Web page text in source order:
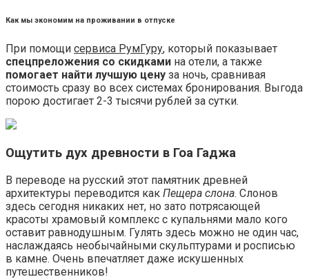
Как мы экономим на проживании в отпуске
При помощи сервиса РумГуру, который показывает
спецпреложения со скидками на отели, а также
помогает найти лучшую цену за ночь, сравнивая
стоимость сразу во всех системах бронирования. Выгода
порою достигает 2-3 тысячи рублей за сутки.
Ощутить дух древности в Гоа Гаджа
В переводе на русский этот памятник древней
архитектуры переводится как Пещера слона. Слонов
здесь сегодня никаких нет, но зато потрясающей
красоты храмовый комплекс с купальнями мало кого
оставит равнодушным. Гулять здесь можно не один час,
наслаждаясь необычайными скульптурами и росписью
в камне. Очень впечатляет даже искушенных
путешественников!